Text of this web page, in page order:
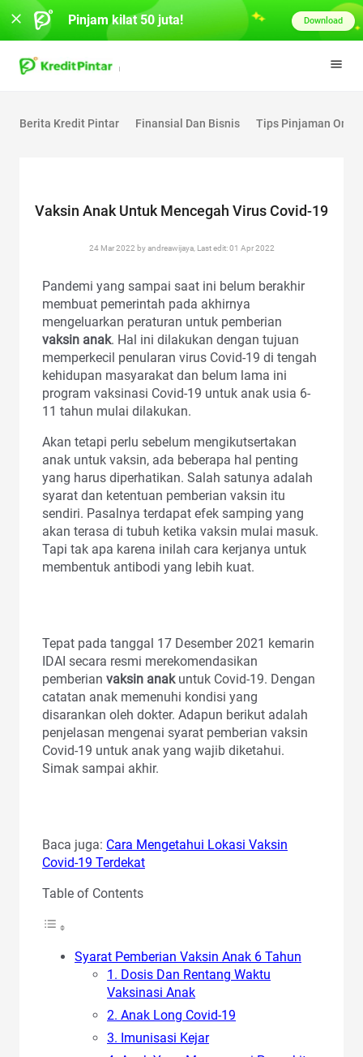
Berita Kredit Pintar Finansial Dan Bisnis Tips Pinjaman
Vaksin Anak Untuk Mencegah Virus Covid-19
24 Mar 2022 by andreawijaya, Last edit: 01 Apr 2022
Pandemi yang sampai saat ini belum berakhir
membuat pemerintah pada akhirnya
mengeluarkan peraturan untuk pemberian
vaksin anak. Hal ini dilakukan dengan tujuan
memperkecil penularan virus Covid-19 di tengah
kehidupan masyarakat dan belum lama ini
program vaksinasi Covid-19 untuk anak usia 6-
11 tahun mulai dilakukan.
Akan tetapi perlu sebelum mengikutsertakan
anak untuk vaksin, ada beberapa hal penting
yang harus diperhatikan. Salah satunya adalah
syarat dan ketentuan pemberian vaksin itu
sendiri. Pasalnya terdapat efek samping yang
akan terasa di tubuh ketika vaksin mulai masuk.
Tapi tak apa karena inilah cara kerjanya untuk
membentuk antibodi yang lebih kuat.
Tepat pada tanggal 17 Desember 2021 kemarin
IDAI secara resmi merekomendasikan
pemberian vaksin anakuntuk Covid-19. Dengan
catatan anak memenuhi kondisi yang
disarankan oleh dokter. Adapun berikut adalah
penjelasan mengenai syarat pemberian vaksin
Covid-19 untuk anak yang wajib diketahui.
Simak sampai akhir.
Baca juga: Cara Mengetahui Lokasi Vaksin
Covid-19 Terdekat
Table of Contents
Syarat Pemberian Vaksin Anak 6 Tahun
1. Dosis Dan Rentang Waktu
Vaksinasi Anak
2. Anak Long Covid-19
3. Imunisasi Kejar
Pinjam kilat 50 juta! Download